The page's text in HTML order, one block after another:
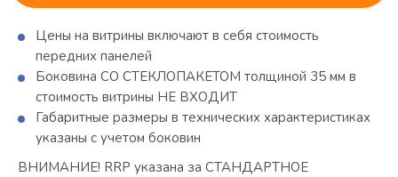
Цены на витрины включают в себя стоимость
передних панелей
Боковина СО СТЕКЛОПАКЕТОМ толщиной 35 мм в
стоимость витрины НЕ ВХОДИТ
Габаритные размеры в технических характеристиках
указаны с учетом боковин
ВНИМАНИЕ! RRP указана за СТАНДАРТНОЕ